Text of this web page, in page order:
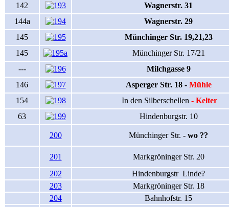
142
Wagnerstr. 31
144a
Wagnerstr. 29
145
Münchinger Str. 19,21,23
145
Münchinger Str. 17/21
---
Milchgasse 9
146
Asperger Str. 18 - Mühle
154
In den Silberschellen - Kelter
63
Hindenburgstr. 10
200 Münchinger Str. - wo ??
201
Markgröninger Str. 20
202
Hindenburgstr Linde?
203
Markgröninger Str. 18
204
Bahnhofstr. 15